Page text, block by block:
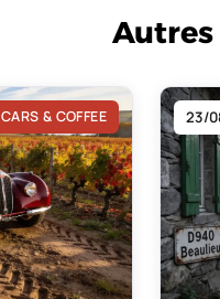
CARS & COFFEE 23/